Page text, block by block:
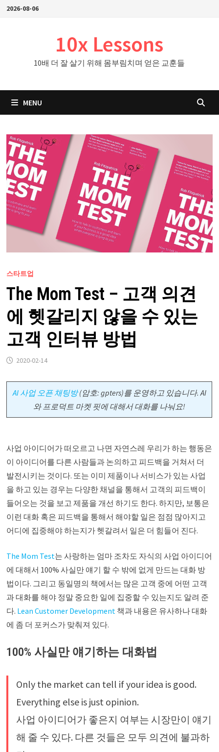
Skip2026-08-06
10x Lessons
10배 더 잘 살기 위해 몸부림치며 얻은 교훈들
MENU
스타트업
The Mom Test – 고객 의견
에 헷갈리지 않을 수 있는
고객 인터뷰 방법
2020-02-14
AI 사업 오픈 채팅방(암호: gpters)를 운영하고 있습니다. AI
와 프로덕트 마켓 핏에 대해서 대화를 나눠요!
사업 아이디어가 떠오르고 나면 자연스레 우리가 하는 행동은
이 아이디어를 다른 사람들과 논의하고 피드백을 거쳐서 더
발전시키는 것이다. 또는 이미 제품이나 서비스가 있는 사업
을 하고 있는 경우는 다양한 채널을 통해서 고객의 피드백이
들어오는 것을 보고 제품을 개선 하기도 한다. 하지만, 보통은
이런 대화 혹은 피드백을 통해서 해야할 일은 점점 많아지고
어디에 집중해야 하는지가 헷갈려서 일은 더 힘들어 진다.
The Mom Test는 사랑하는 엄마 조차도 자식의 사업 아이디어
에 대해서 100% 사실만 얘기 할 수 밖에 없게 만드는 대화 방
법이다. 그리고 동일명의 책에서는 많은 고객 중에 어떤 고객
과 대화를 해야 정말 중요한 일에 집중할 수 있는지도 알려 준
다. Lean Customer Development 책과 내용은 유사하나 대화
에 좀 더 포커스가 맞춰져 있다.
100% 사실만 얘기하는 대화법
Only the market can tell if your idea is good.
Everything else is just opinion.
사업 아이디어가 좋은지 여부는 시장만이 얘기
해 줄 수 있다. 다른 것들은 모두 의견에 불과하